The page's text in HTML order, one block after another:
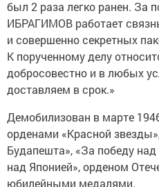
ИБРАГИМОВ работает
и совершенно секретных
К порученному делу
добросовестно и в любых
доставляем в срок.»
Демобилизован в марте
орденами «Красной
Будапешта», «За победу
над Японией», орденом
юбилейными медалями.